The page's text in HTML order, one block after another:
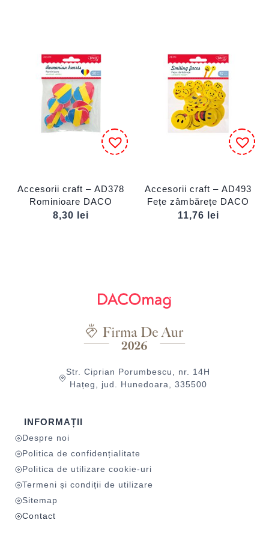
Accesorii craft – AD378
Rominioare DACO
8,30
lei
Accesorii craft – AD493
Fețe zâmbărețe DACO
11,76
lei
Str. Ciprian Porumbescu, nr. 14H
Hațeg, jud. Hunedoara, 335500
INFORMAȚII
Despre noi
Politica de confidențialitate
Politica de utilizare cookie-uri
Termeni și condiții de utilizare
Sitemap
Contact